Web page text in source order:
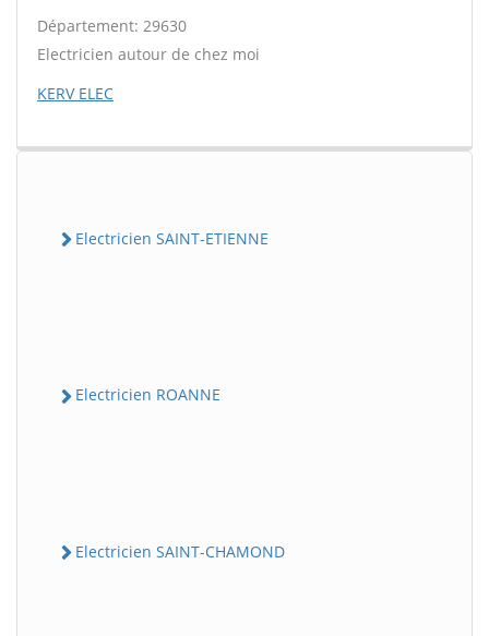
Département: 29630
Electricien autour de chez moi
KERV ELEC
Electricien SAINT-ETIENNE
Electricien ROANNE
Electricien SAINT-CHAMOND